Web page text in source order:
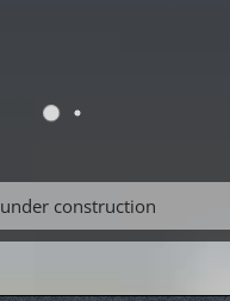
under construction